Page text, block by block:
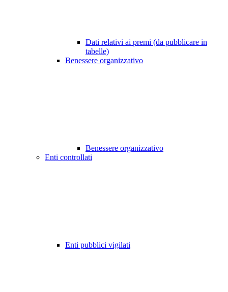
Dati relativi ai premi (da pubblicare in
tabelle)
Benessere organizzativo
Benessere organizzativo
Enti controllati
Enti pubblici vigilati